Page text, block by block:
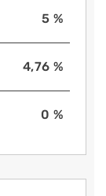
5 %
4,76 %
0 %